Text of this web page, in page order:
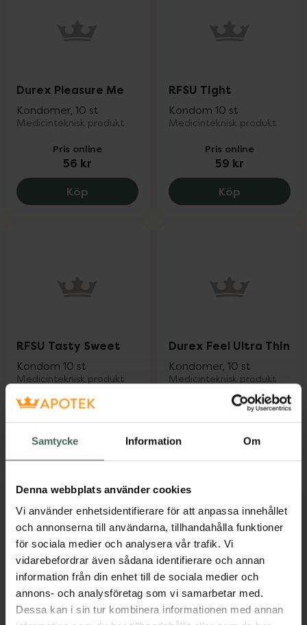
Samtycke Information Om
Denna webbplats använder cookies
Vi använder enhetsidentifierare för att anpassa innehållet
och annonserna till användarna, tillhandahålla funktioner
för sociala medier och analysera vår trafik. Vi
vidarebefordrar även sådana identifierare och annan
information från din enhet till de sociala medier och
annons- och analysföretag som vi samarbetar med.
Dessa kan i sin tur kombinera informationen med annan
Durex Pleasure Me
Kondomer, 10 st
Medicinteknisk produkt
Pris online
56 kr
Köp Durex Pleasure Me, 56 kr.
RFSU Tight
Kondom 10 st
Medicinteknisk produkt
Pris online
59 kr
Köp RFSU
RFSU Tasty Sweet
Kondom 10 st
Medicinteknisk produkt
Pris online
80 kr
Köp RFSU Tasty Sweet, 80 kr.
Durex Feel Ultra Thin
Kondomer, 10 st
Medicinteknisk produkt
Pris online
54 kr
Durex Feel
Durex Surprise Me
Kondomer, 8 st